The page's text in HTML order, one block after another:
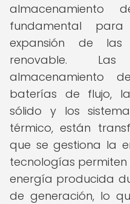
fundamental
expansión de
renovable.
almacenamiento
baterías de flujo,
sólido y los
térmico, están
que se gestiona la
tecnologías
energía producida
de generación, lo